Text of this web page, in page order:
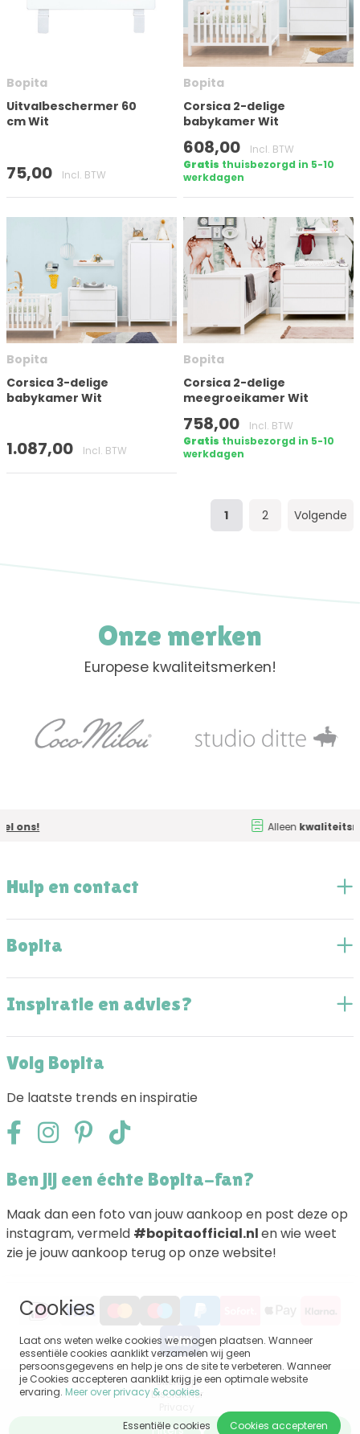
Filters
Bopita
Uitvalbeschermer 60
cm Wit
75,00 Incl. BTW
Bopita
Corsica 2-delige
babykamer Wit
608,00
Incl. BTW
Gratis thuisbezorgd in 5-10
werkdagen
Bopita
Corsica 3-delige
babykamer Wit
1.087,00 Incl. BTW
Bopita
Corsica 2-delige
meegroeikamer Wit
758,00
Incl. BTW
Gratis thuisbezorgd in 5-10
werkdagen
1 2 Volgende
Onze merken
Europese kwaliteitsmerken!
kwaliteitsmerken
Hulp en contact
Bopita
Inspiratie en advies?
Volg Bopita
De laatste trends en inspiratie
Ben jij een échte Bopita-fan?
Maak dan een foto van jouw aankoop en post deze op
instagram, vermeld #bopitaofficial.nlen wie weet
zie je jouw aankoop terug op onze website!
Sitemap
Disclaimer
Algemene voorwaarden
Cookies
Laat ons weten welke cookies we mogen plaatsen. Wanneer
essentiële cookies aanklikt verzamelen wij geen
persoonsgegevens en help je ons de site te verbeteren. Wanneer
je Cookies accepteren aanklikt krijg je een optimale website
ervaring. Meer over privacy & cookies.
Cookies accepteren
Essentiële cookies